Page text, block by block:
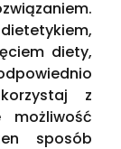
diety,
z
sposób